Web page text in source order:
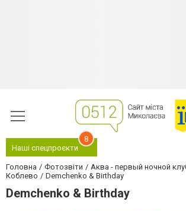
Наші спецпроєкти
8
Головна Фотозвіти
Аква - первый ночной
Коблево
Demchenko & Birthday
Demchenko & Birthday